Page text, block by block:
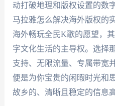
动打破地理和版权设置的数
马拉雅怎么解决海外版权的
海外畅玩全民K歌的愿望，
字文化生活的主导权。选择
支持、无限流量、专属带宽
便是为你宝贵的闲暇时光和
故乡的、清晰且稳定的信息